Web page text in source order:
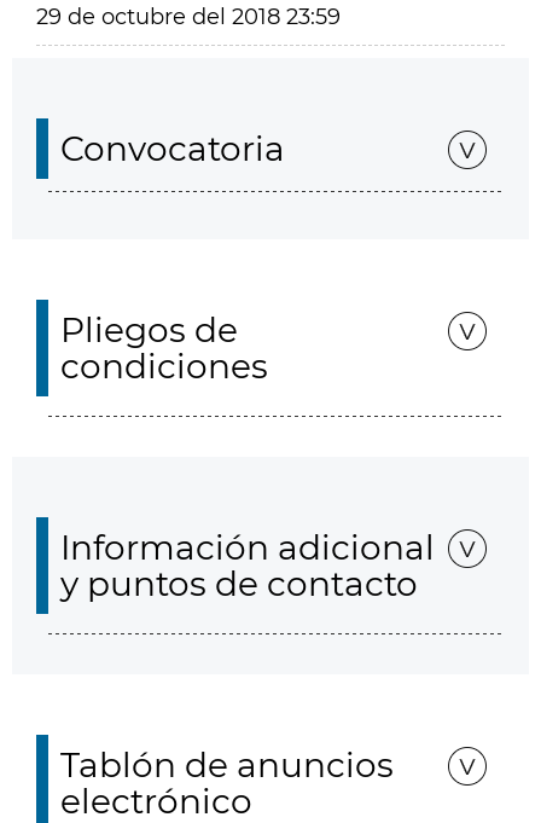
29 de octubre del 2018 23:59
Convocatoria
Pliegos de
condiciones
Información adicional
y puntos de contacto
Tablón de anuncios
electrónico